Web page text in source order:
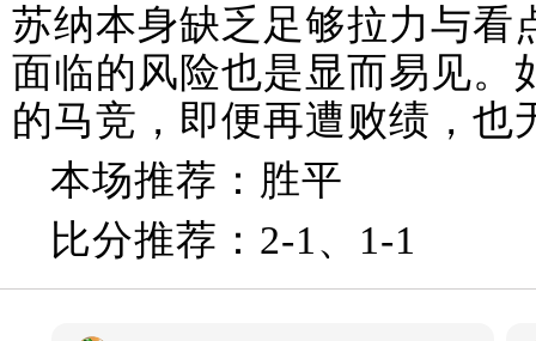
苏纳本身缺乏足够拉力与看
面临的风险也是显而易见。
的马竞，即便再遭败绩，也
本场推荐：胜平
比分推荐：2-1、1-1